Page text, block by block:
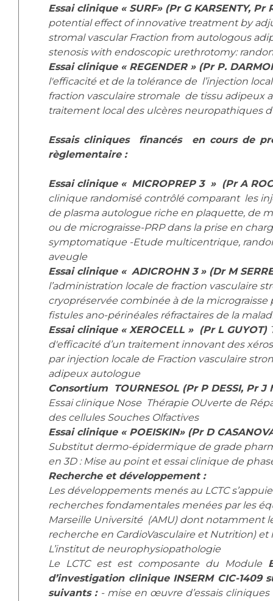
Essai clinique « SURF» (Pr G KARSENTY, Pr
potential effect of innovative treatment by
stromal vascular Fraction from autologous
stenosis with endoscopic urethrotomy:
Essai clinique « REGENDER » (Pr P.
l'efficacité et de la tolérance de l’injection
fraction vasculaire stromale de tissu adipeux
traitement local des ulcères neuropathiques
Essais cliniques financés en cours de
règlementaire :
Essai clinique « MICROPREP 3 » (Pr A
clinique randomisé contrôlé comparant les
de plasma autologue riche en plaquette, de
ou de micrograisse-PRP dans la prise en
symptomatique -Etude multicentrique,
aveugle
Essai clinique « ADICROHN 3 » (Dr M
l’administration locale de fraction vasculaire
cryopréservée combinée à de la
fistules ano-périnéales réfractaires de la
Essai clinique « XEROCELL » (Pr L GUYOT)
d'efficacité d’un traitement innovant des
par injection locale de Fraction vasculaire
adipeux autologue
Consortium TOURNESOL (Pr P DESSI, Pr J
Essai clinique Nose Thérapie OUverte de
des cellules Souches Olfactives
Essai clinique « POEISKIN» (Pr D
Substitut dermo-épidermique de grade
en 3D : Mise au point et essai clinique de
Recherche et développement :
Les développements menés au LCTC
recherches fondamentales menées par les
Marseille Université (AMU) dont notamment
recherche en CardioVasculaire et Nutrition) et
L’institut de neurophysiopathologie
Le LCTC est est composante du Module
d’investigation clinique INSERM CIC-1409
suivants : - mise en œuvre d’essais